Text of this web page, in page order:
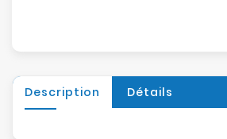
Description Détails